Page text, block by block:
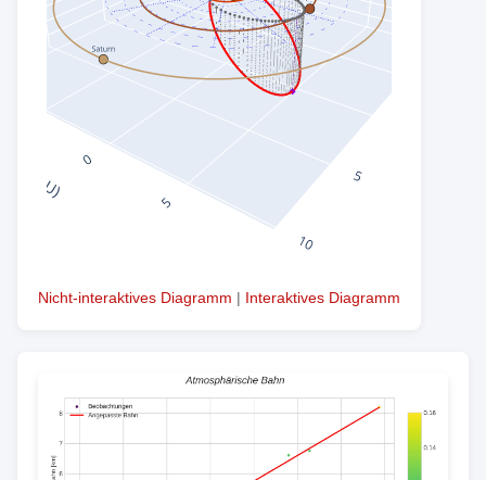
Nicht-interaktives Diagramm | Interaktives Diagramm